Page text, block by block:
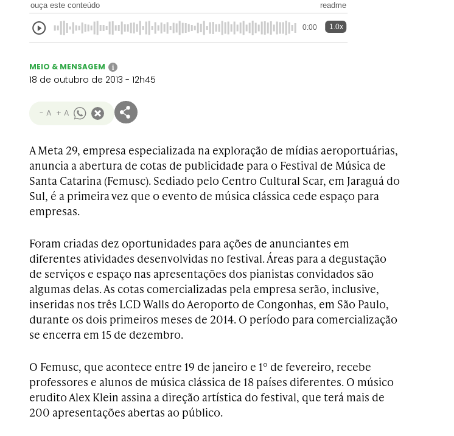
ouça este conteúdo readme
0:00 1.0x
MEIO & MENSAGEM i
18 de outubro de 2013 - 12h45
- A + A
A Meta 29, empresa especializada na exploração de mídias aeroportuárias,
anuncia a abertura de cotas de publicidade para o Festival de Música de
Santa Catarina (Femusc). Sediado pelo Centro Cultural Scar, em Jaraguá do
Sul, é a primeira vez que o evento de música clássica cede espaço para
empresas.
Foram criadas dez oportunidades para ações de anunciantes em
diferentes atividades desenvolvidas no festival. Áreas para a degustação
de serviços e espaço nas apresentações dos pianistas convidados são
algumas delas. As cotas comercializadas pela empresa serão, inclusive,
inseridas nos três LCD Walls do Aeroporto de Congonhas, em São Paulo,
durante os dois primeiros meses de 2014. O período para comercialização
se encerra em 15 de dezembro.
O Femusc, que acontece entre 19 de janeiro e 1º de fevereiro, recebe
professores e alunos de música clássica de 18 países diferentes. O músico
erudito Alex Klein assina a direção artística do festival, que terá mais de
200 apresentações abertas ao público.